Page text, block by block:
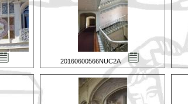
20160600566NUC2A